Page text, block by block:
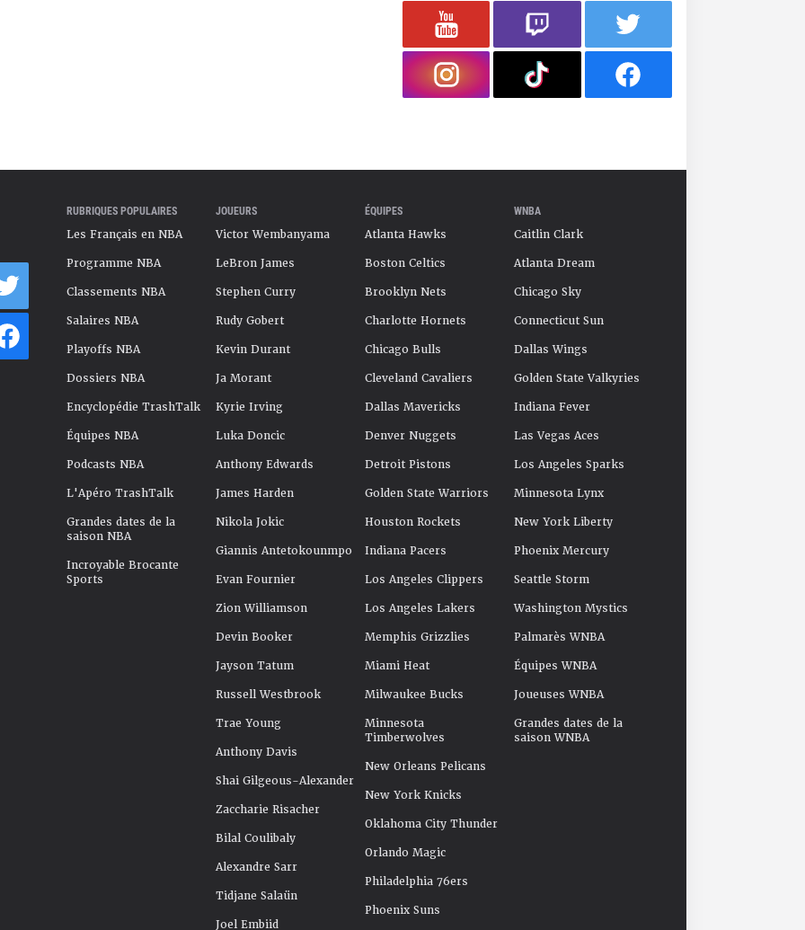
RUBRIQUES POPULAIRES
Les Français en NBA
Programme NBA
Classements NBA
Salaires NBA
Playoffs NBA
Dossiers NBA
Encyclopédie TrashTalk
Équipes NBA
Podcasts NBA
L'Apéro TrashTalk
Grandes dates de la
saison NBA
Incroyable Brocante
Sports
JOUEURS
Victor Wembanyama
LeBron James
Stephen Curry
Rudy Gobert
Kevin Durant
Ja Morant
Kyrie Irving
Luka Doncic
Anthony Edwards
James Harden
Nikola Jokic
Giannis Antetokounmpo
Evan Fournier
Zion Williamson
Devin Booker
Jayson Tatum
Russell Westbrook
Trae Young
Anthony Davis
Shai Gilgeous-Alexander
Zaccharie Risacher
Bilal Coulibaly
Alexandre Sarr
Tidjane Salaün
Joel Embiid
ÉQUIPES
Atlanta Hawks
Boston Celtics
Brooklyn Nets
Charlotte Hornets
Chicago Bulls
Cleveland Cavaliers
Dallas Mavericks
Denver Nuggets
Detroit Pistons
Golden State Warriors
Houston Rockets
Indiana Pacers
Los Angeles Clippers
Los Angeles Lakers
Memphis Grizzlies
Miami Heat
Milwaukee Bucks
Minnesota
Timberwolves
New Orleans Pelicans
New York Knicks
Oklahoma City Thunder
Orlando Magic
Philadelphia 76ers
Phoenix Suns
WNBA
Caitlin Clark
Atlanta Dream
Chicago Sky
Connecticut Sun
Dallas Wings
Golden State Valkyries
Indiana Fever
Las Vegas Aces
Los Angeles Sparks
Minnesota Lynx
New York Liberty
Phoenix Mercury
Seattle Storm
Washington Mystics
Palmarès WNBA
Équipes WNBA
Joueuses WNBA
Grandes dates de la
saison WNBA